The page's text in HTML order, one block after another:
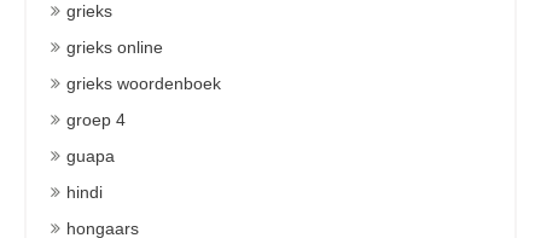
grieks
grieks online
grieks woordenboek
groep 4
guapa
hindi
hongaars